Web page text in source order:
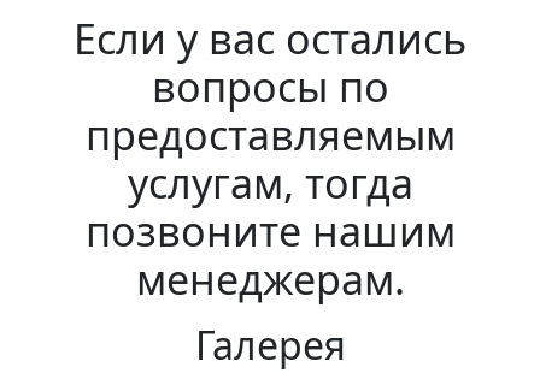
Если у вас остались
вопросы по
предоставляемым
услугам, тогда
позвоните нашим
менеджерам.
Галерея